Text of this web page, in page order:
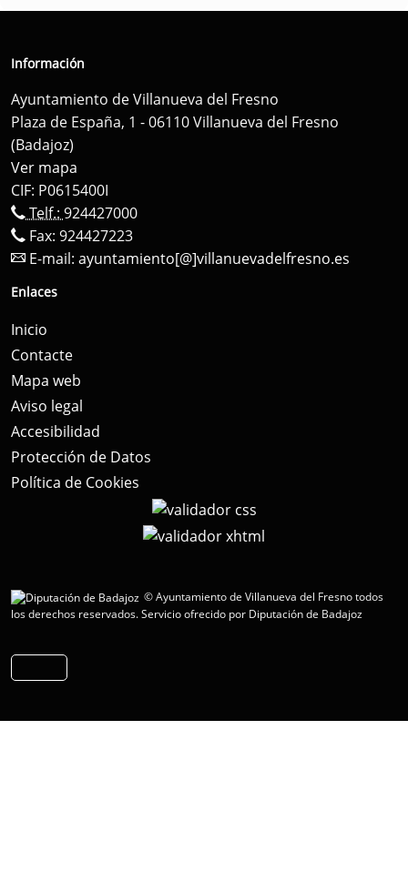
Información
Ayuntamiento de Villanueva del Fresno
Plaza de España, 1 - 06110 Villanueva del Fresno
(Badajoz)
Ver mapa
CIF: P0615400I
Telf.: 924427000
Fax: 924427223
E-mail: ayuntamiento[@]villanuevadelfresno.es
Enlaces
Inicio
Contacte
Mapa web
Aviso legal
Accesibilidad
Protección de Datos
Política de Cookies
© Ayuntamiento de Villanueva del Fresno todos
los derechos reservados.Servicio ofrecido por Diputación de Badajoz